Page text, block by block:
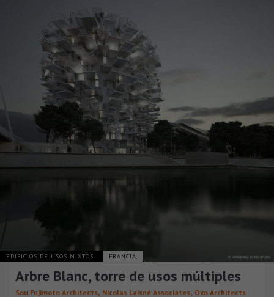
EDIFICIOS DE USOS MIXTOS FRANCIA
Arbre Blanc, torre de usos múltiples
Sou Fujimoto Architects, Nicolas Laisné Associates, Oxo Architects